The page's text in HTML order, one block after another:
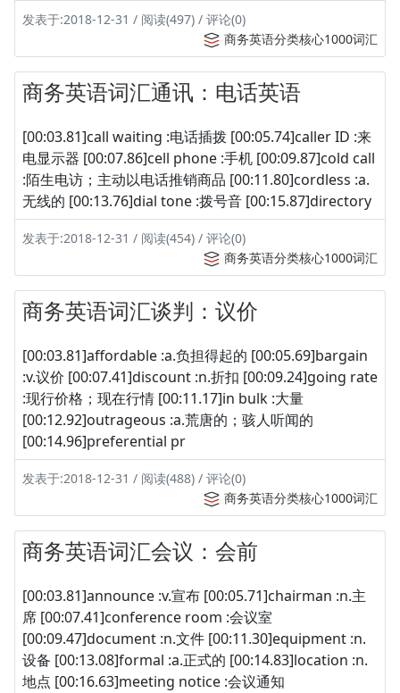
发表于:2018-12-31 / 阅读(497) / 评论(0)
商务英语分类核心1000词汇
商务英语词汇通讯：电话英语
[00:03.81]call waiting :电话插拨 [00:05.74]caller ID :来
电显示器 [00:07.86]cell phone :手机 [00:09.87]cold call
:陌生电访；主动以电话推销商品 [00:11.80]cordless :a.
无线的 [00:13.76]dial tone :拨号音 [00:15.87]directory
发表于:2018-12-31 / 阅读(454) / 评论(0)
商务英语分类核心1000词汇
商务英语词汇谈判：议价
[00:03.81]affordable :a.负担得起的 [00:05.69]bargain
:v.议价 [00:07.41]discount :n.折扣 [00:09.24]going rate
:现行价格；现在行情 [00:11.17]in bulk :大量
[00:12.92]outrageous :a.荒唐的；骇人听闻的
[00:14.96]preferential pr
发表于:2018-12-31 / 阅读(488) / 评论(0)
商务英语分类核心1000词汇
商务英语词汇会议：会前
[00:03.81]announce :v.宣布 [00:05.71]chairman :n.主
席 [00:07.41]conference room :会议室
[00:09.47]document :n.文件 [00:11.30]equipment :n.
设备 [00:13.08]formal :a.正式的 [00:14.83]location :n.
地点 [00:16.63]meeting notice :会议通知